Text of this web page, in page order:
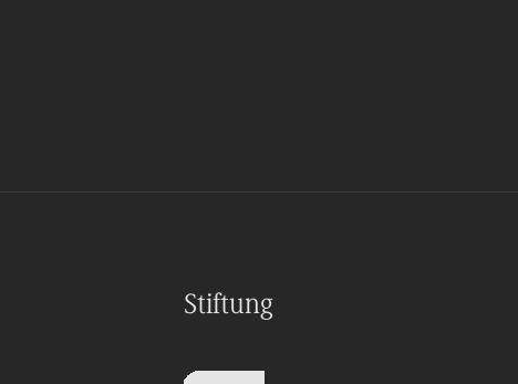
Stiftung